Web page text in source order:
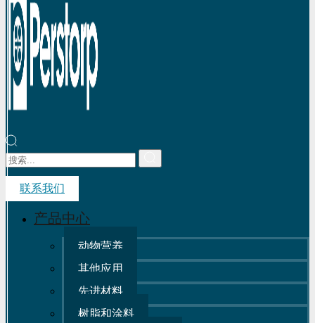
联系我们
产品中心
动物营养
其他应用
先进材料
树脂和涂料